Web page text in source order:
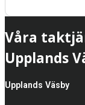
Våra
Upplands
Upplands Väsby